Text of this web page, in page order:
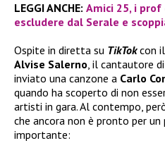
LEGGI ANCHE: Amici 25, i
escludere dal Serale e
Ospite in diretta su TikTokcon
Alvise Salerno, il cantautore
inviato una canzone a Carlo
quando ha scoperto di non
artisti in gara. Al contempo,
che ancora non è pronto per un
importante: